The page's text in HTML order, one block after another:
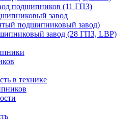
подшипников (11 ГПЗ)
завод
подшипниковый завод)
завод (28 ГПЗ, LBP)
в технике